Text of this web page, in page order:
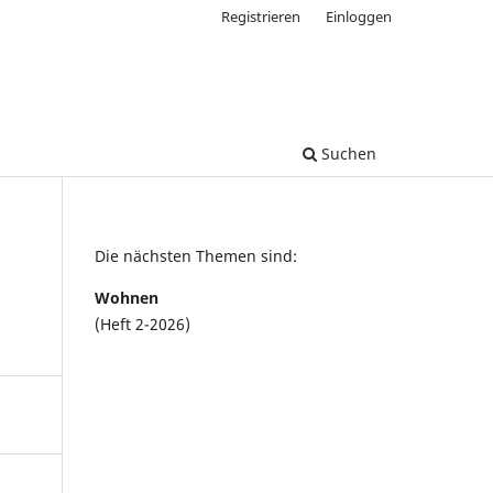
Suchen
Registrieren Einloggen
Die nächsten Themen sind:
Wohnen
(Heft 2-2026)